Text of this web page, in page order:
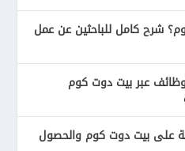
شرح كامل للباحثين عن عمل
عبر بيت دوت كوم
على بيت دوت كوم والحصول